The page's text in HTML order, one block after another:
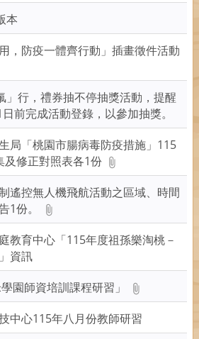
本
，防疫一體齊行動」插畫徵件活動
」行，禮券抽不停抽獎活動，提醒
前完成活動登錄，以參加抽獎。
局「桃園市腸病毒防疫措施」115
及修正對照表各1份
遙控無人機飛航活動之區域、時間
1份。
教育中心「115年度祖孫樂淘桃－
資訊
園師資培訓課程研習」
中心115年八月份教師研習